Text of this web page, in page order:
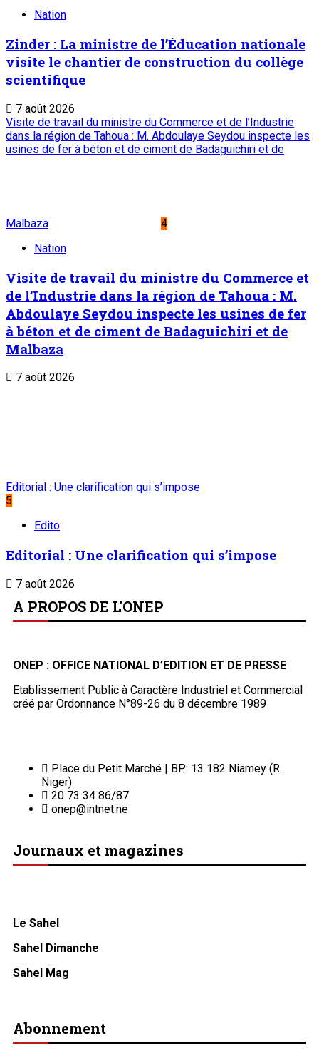
Nation
Zinder : La ministre de l’Éducation nationale
visite le chantier de construction du collège
scientifique
7 août 2026
Visite de travail du ministre du Commerce et de l’Industrie
dans la région de Tahoua : M. Abdoulaye Seydou inspecte les
usines de fer à béton et de ciment de Badaguichiri et de
Malbaza
4
Nation
Visite de travail du ministre du Commerce et
de l’Industrie dans la région de Tahoua : M.
Abdoulaye Seydou inspecte les usines de fer
à béton et de ciment de Badaguichiri et de
Malbaza
7 août 2026
Editorial : Une clarification qui s’impose
5
Edito
Editorial : Une clarification qui s’impose
7 août 2026
A PROPOS DE L'ONEP
ONEP : OFFICE NATIONAL D’EDITION ET DE PRESSE
Etablissement Public à Caractère Industriel et Commercial
créé par Ordonnance N°89-26 du 8 décembre 1989
Place du Petit Marché | BP: 13 182 Niamey (R.
Niger)
20 73 34 86/87
onep@intnet.ne
Journaux et magazines
Le Sahel
Sahel Dimanche
Sahel Mag
Abonnement